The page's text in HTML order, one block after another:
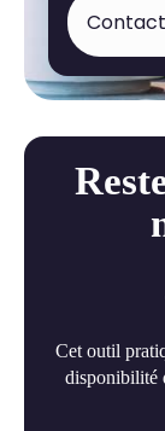
Cet outil
disponibilité